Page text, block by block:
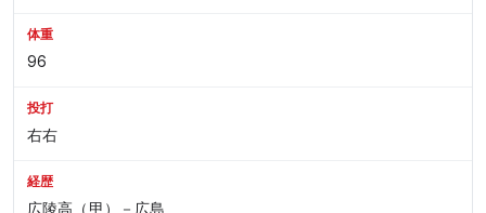
体重
96
投打
右右
経歴
広陵高（甲）－広島